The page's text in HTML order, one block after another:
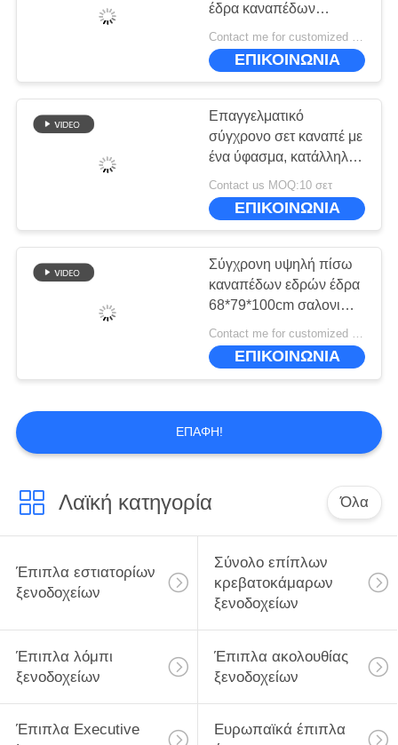
έδρα καναπέδων
ξενοδοχείων επίπλων
σύγχρονη σύγχρονη
που προσαρμόζεται
ΕΠΙΚΟΙΝΩΝΙΑ
Επαγγελματικό
σύγχρονο σετ καναπέ με
ένα ύφασμα, κατάλληλο
για το δωμάτιο
συνεδριάσεων του
ξενοδοχείου και για την
Contact us MOQ:10 σετ
ΕΠΙΚΟΙΝΩΝΙΑ
Σύγχρονη υψηλή πίσω
καναπέδων εδρών έδρα
68*79*100cm σαλονιών
Wearproof ασιατική
ODM
Contact me for customized MOQ:10
ΕΠΙΚΟΙΝΩΝΙΑ
ΕΠΑΦΉ!
Λαϊκή κατηγορία Όλα
Έπιπλα εστιατορίων
ξενοδοχείων
Σύνολο επίπλων
κρεβατοκάμαρων
ξενοδοχείων
Έπιπλα λόμπι
ξενοδοχείων
Έπιπλα ακολουθίας
ξενοδοχείων
Έπιπλα Executive
Ευρωπαϊκά έπιπλα